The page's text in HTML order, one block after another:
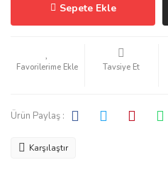
Sepete Ekle
Tavsiye Et
Ürün Paylaş :
Karşılaştır